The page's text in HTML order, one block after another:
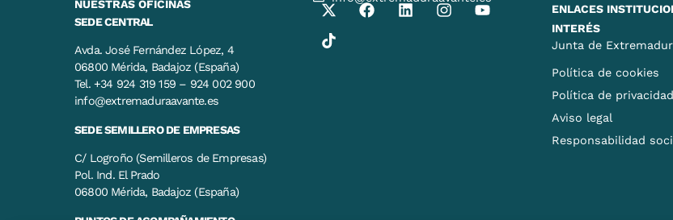
NUESTRAS OFICINAS
SEDE CENTRAL
Avda. José Fernández López, 4
06800 Mérida, Badajoz (España)
Tel. +34 924 319 159 – 924 002 900
info@extremaduraavante.es
SEDE SEMILLERO DE EMPRESAS
C/ Logroño (Semilleros de Empresas)
Pol. Ind. El Prado
06800 Mérida, Badajoz (España)
ENLACES
INTERÉS
Junta de
Política de cookies
Política de privacidad
Aviso legal
Responsabilidad